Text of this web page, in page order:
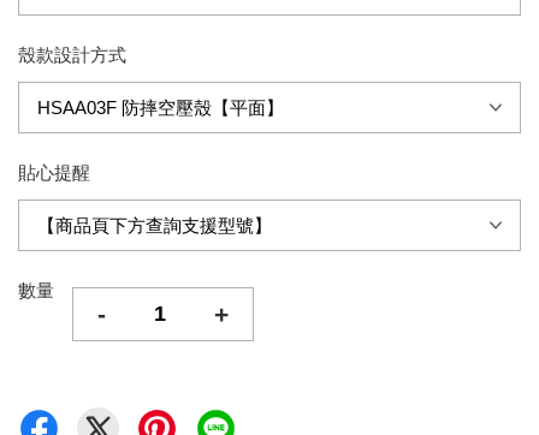
殼款設計方式
貼心提醒
數量
- +